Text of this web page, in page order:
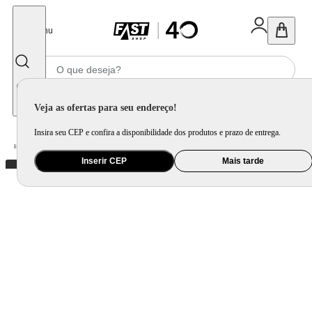
Menu
Veja as ofertas para seu endereço!
Insira seu CEP e confira a disponibilidade dos produtos e prazo de entrega.
Inserir CEP Mais tarde
Home